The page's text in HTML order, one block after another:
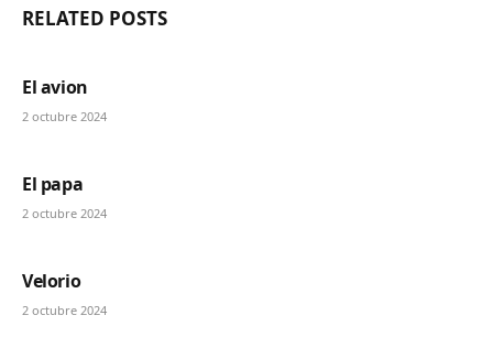
RELATED POSTS
El avion
2 octubre 2024
El papa
2 octubre 2024
Velorio
2 octubre 2024